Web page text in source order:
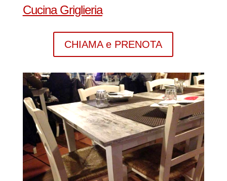
Cucina Griglieria
CHIAMA e PRENOTA